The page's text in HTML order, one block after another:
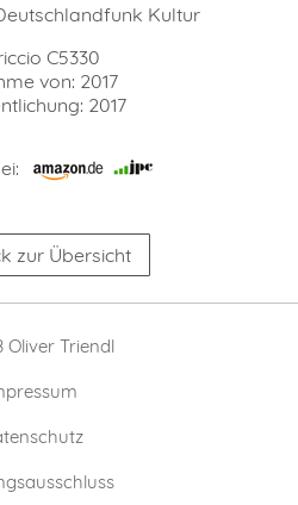
Kultur
C5330
von: 2017
2017
zur Übersicht
Oliver Triendl